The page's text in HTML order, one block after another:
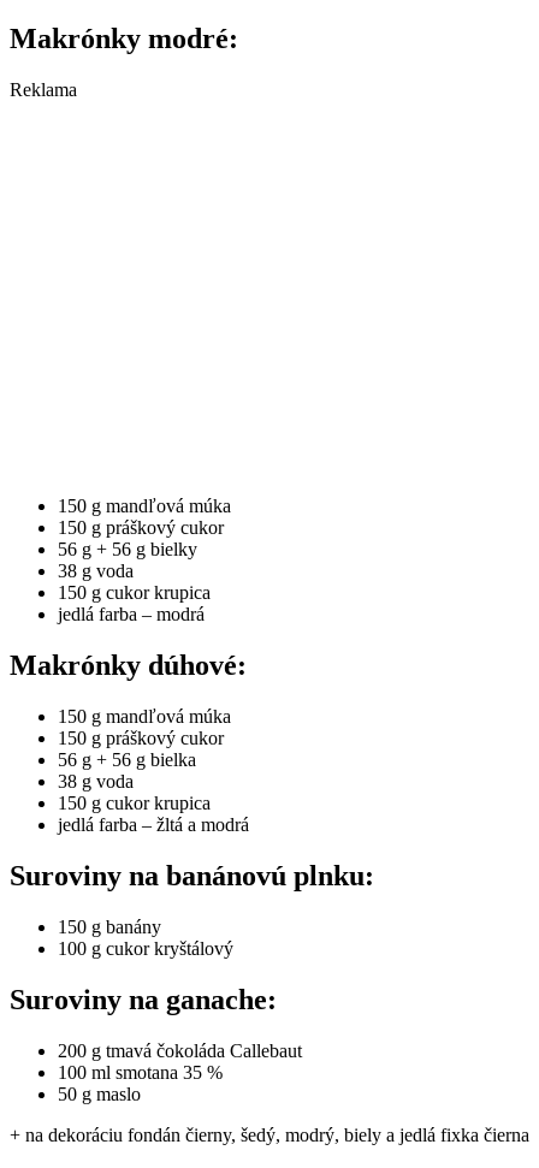
Makrónky modré:
Reklama
150 g mandľová múka
150 g práškový cukor
56 g + 56 g bielky
38 g voda
150 g cukor krupica
jedlá farba – modrá
Makrónky dúhové:
150 g mandľová múka
150 g práškový cukor
56 g + 56 g bielka
38 g voda
150 g cukor krupica
jedlá farba – žltá a modrá
Suroviny na banánovú plnku:
150 g banány
100 g cukor kryštálový
Suroviny na ganache:
200 g tmavá čokoláda Callebaut
100 ml smotana 35 %
50 g maslo
+ na dekoráciu fondán čierny, šedý, modrý, biely a jedlá fixka čierna